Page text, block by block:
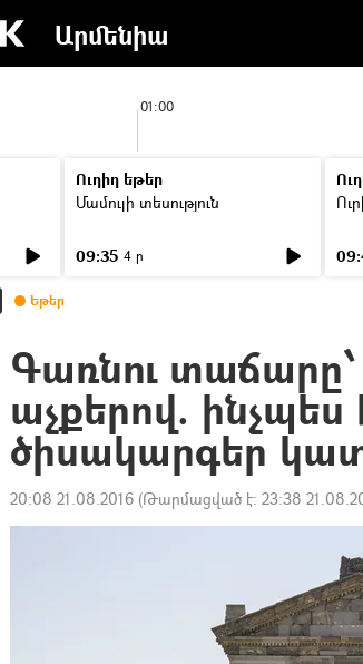
Արմենիա
01:00
Ուղիղ եթեր
Մամուլի տեսություն
09:35 4 ր
Եթեր
Գառնու տաճարը՝
աչքերով.
ծիսակարգեր
20:08 21.08.2016 (Թարմացված է: 23:38